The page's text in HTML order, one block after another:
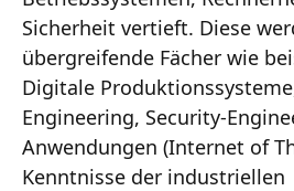
Sicherheit vertieft. Diese
übergreifende Fächer wie
Digitale
Engineering, Security-
Anwendungen (Internet of
Kenntnisse der industriellen